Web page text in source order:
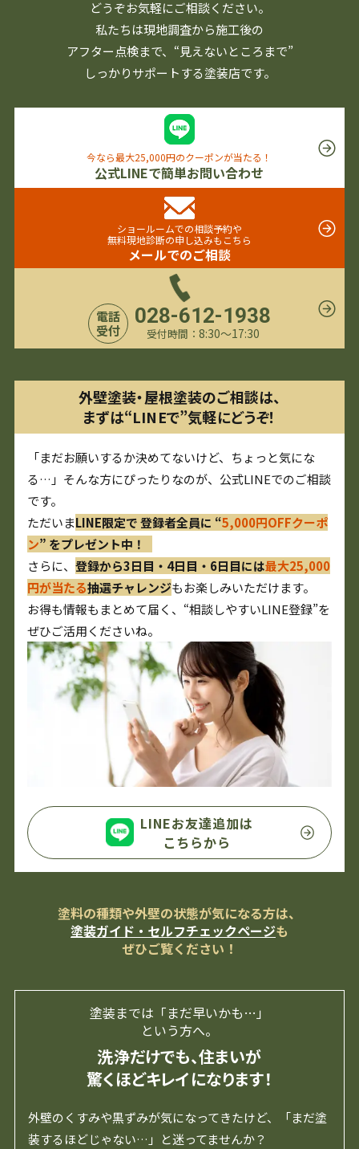
どうぞお気軽にご相談ください。
私たちは現地調査から施工後の
アフター点検まで、 “見えないところまで”
しっかりサポートする塗装店です。
今なら最大25,000円のクーポンが当たる！
公式LINEで簡単お問い合わせ
ショールームでの相談予約や
無料現地診断の申し込みもこちら
メールでのご相談
電話
受付
028-612-1938
受付時間： 8:30〜17:30
外壁塗装・屋根塗装のご相談は、
まずは“LINEで”気軽にどうぞ！
「まだお願いするか決めてないけど、ちょっと気にな
る…」そんな方にぴったりなのが、公式LINEでのご相談
です。
ただいまLINE限定で 登録者全員に “5,000円OFFクーポ
ン” をプレゼント中！
さらに、登録から3日目・4日目・6日目には最大25,000
円が当たる抽選チャレンジもお楽しみいただけます。
お得も情報もまとめて届く、“相談しやすいLINE登録”を
ぜひご活用くださいね。
LINEお友達追加は
こちらから
塗料の種類や外壁の状態が気になる方は、
塗装ガイド・セルフチェックページも
ぜひご覧ください！
塗装までは「まだ早いかも…」
という方へ。
洗浄だけでも、住まいが
驚くほどキレイになります！
外壁のくすみや黒ずみが気になってきたけど、「まだ塗
装するほどじゃない…」と迷ってませんか？